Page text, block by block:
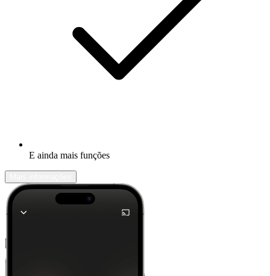
E ainda mais funções